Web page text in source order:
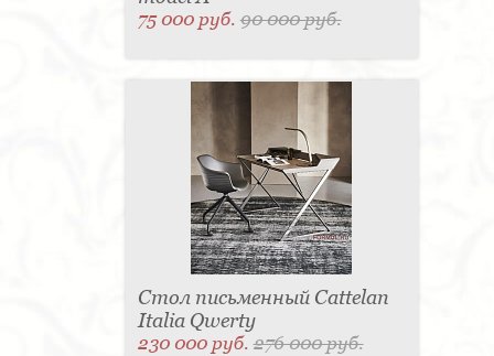
75 000 руб.90 000 руб.
Стол письменный Cattelan
Italia Qwerty
230 000 руб.276 000 руб.